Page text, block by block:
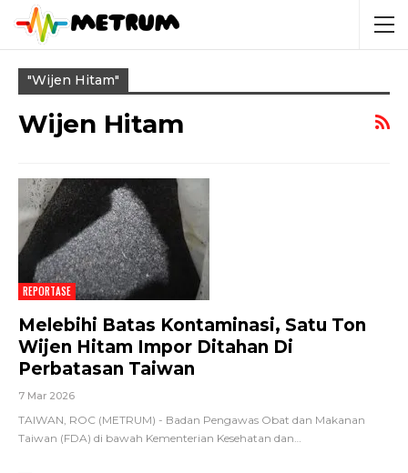
"wijen Hitam"
Wijen Hitam
REPORTASE
Melebihi Batas Kontaminasi, Satu Ton
Wijen Hitam Impor Ditahan Di
Perbatasan Taiwan
7 Mar 2026
TAIWAN, ROC (METRUM) - Badan Pengawas Obat dan Makanan
Taiwan (FDA) di bawah Kementerian Kesehatan dan…